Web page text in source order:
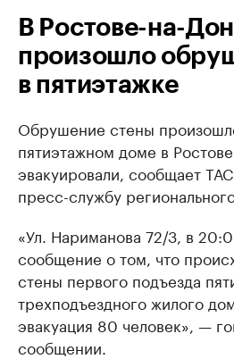
В Ростове-на-
произошло
в пятиэтажке
Обрушение стены
пятиэтажном доме в
эвакуировали, сообщает
пресс-службу
«Ул. Нариманова 72/3, в
сообщение о том, что
стены первого подъезда
трехподъездного жилого
эвакуация 80 человек», —
сообщении.